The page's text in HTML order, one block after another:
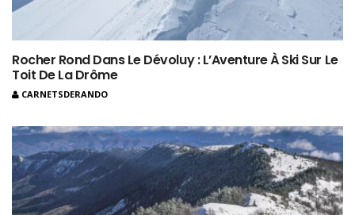
Rocher Rond Dans Le Dévoluy : L’Aventure À Ski Sur Le
Toit De La Drôme
CARNETSDERANDO